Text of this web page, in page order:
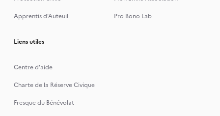
Apprentis d’Auteuil
Pro Bono Lab
Liens utiles
Centre d'aide
Charte de la Réserve Civique
Fresque du Bénévolat